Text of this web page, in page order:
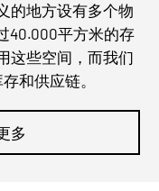
的地方设有多个物
40.000平方米的存
这些空间，而我们
和供应链。
多